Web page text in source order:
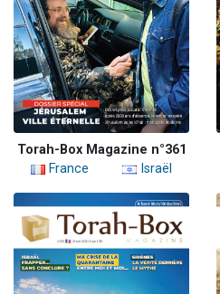
Torah-Box Magazine n°361
France
Israël